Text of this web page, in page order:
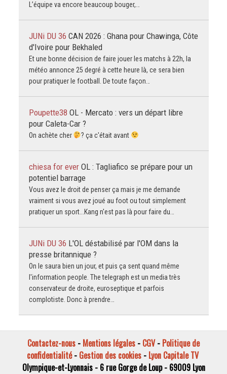
L’équipe va encore beaucoup bouger,…
JUNi DU 36 CAN 2026 : Ghana pour Chawinga, Côte
d'Ivoire pour Bekhaled
Et une bonne décision de faire jouer les matchs à 22h, la
météo annonce 25 degré à cette heure là, ce sera bien
pour pratiquer le football. De toute façon…
Poupette38 OL - Mercato : vers un départ libre
pour Caleta-Car ?
On achète cher ? ça c'était avant
chiesa for ever OL : Tagliafico se prépare pour un
potentiel barrage
Vous avez le droit de penser ça mais je me demande
vraiment si vous avez joué au foot ou tout simplement
pratiquer un sport...Kang n'est pas là pour faire du…
JUNi DU 36 L'OL déstabilisé par l'OM dans la
presse britannique ?
On le saura bien un jour, et puis ça sent quand même
l'information people. The telegraph est un media très
conservateur de droite, euroseptique et parfois
complotiste. Donc à prendre…
Contactez-nous - Mentions légales - CGV- Politique de
confidentialité- Gestion des cookies- Lyon Capitale TV
Olympique-et-Lyonnais - 6 rue Gorge de Loup - 69009 Lyon